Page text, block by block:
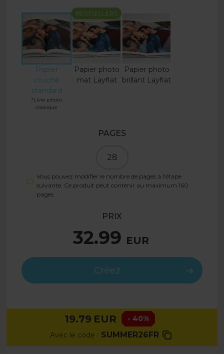
Papier
couché
standard
*Livre photo
classique
BESTSELLERS
Papier photo
mat Layflat
Papier photo
brillant Layflat
PAGES
28
Vous pouvez modifier le nombre de pages à l'étape
suivante. Ce produit peut contenir au maximum 160
pages.
PRIX
32.99 EUR
Créez
19.79 EUR
- 40%
Avec le code : SUMMER26FR